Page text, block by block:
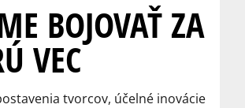
BOJOVAŤ ZA
VEC
tvorcov, účelné inovácie